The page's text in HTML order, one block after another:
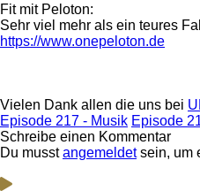
Fit mit Peloton:
Sehr viel mehr als ein teures
https://www.onepeloton.de
Vielen Dank allen die uns bei
Episode 217 - Musik Episode
Schreibe einen Kommentar
Du musstangemeldetsein, um